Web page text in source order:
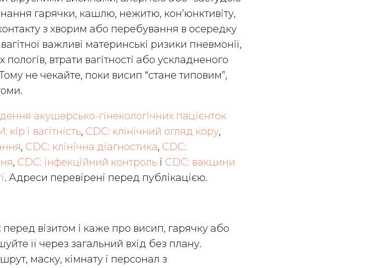
гарячки, кашлю, нежитю, кон’юнктивіту,
з хворим або перебування в осередку
важливі материнські ризики пневмонії,
пологів, втрати вагітності або ускладненого
не чекайте, поки висип “стане типовим”,
акушерсько-гінекологічних пацієнток
кір і вагітність, CDC: клінічний огляд кору,
, CDC: клінічна діагностика, CDC:
, CDC: інфекційний контроль і CDC: вакцини
. Адреси перевірені перед публікацією.
візитом і каже про висип, гарячку або
її через загальний вхід без плану.
маску, кімнату і персонал з